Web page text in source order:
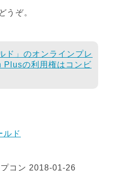
うぞ。
ド」のオンラインプレ
の利用権はコンビ
ルド
プコン 2018-01-26